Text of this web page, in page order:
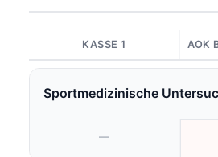
KASSE 1
Sportmedizinische
—